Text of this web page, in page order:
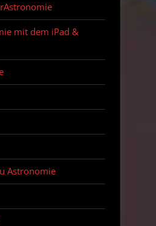
mit dem iPad &
Astronomie